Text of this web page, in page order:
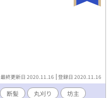
最終更新日 2020.11.16 登録日 2020.11.16
断髪 丸刈り 坊主